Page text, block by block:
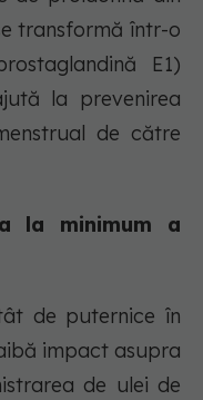
transformă într-o
E1)
la prevenirea
de către
la minimum a
de puternice în
impact asupra
de ulei de